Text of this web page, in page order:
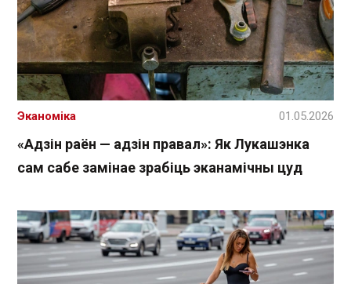
«Адзін раён — адзін правал»: Як Лукашэнка
сам сабе замінае зрабіць эканамічны цуд
Эканоміка 01.05.2026